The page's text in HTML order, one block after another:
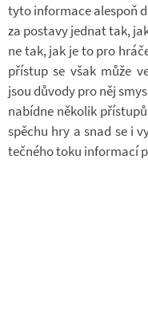
tyto in­for­mace ale­spoň
za po­stavy jed­nat tak,
ne tak, jak je to pro
pří­stup se však může
jsou dů­vody pro něj
na­bídne ně­ko­lik
spě­chu hry a snad se i
teč­ného toku in­for­mací